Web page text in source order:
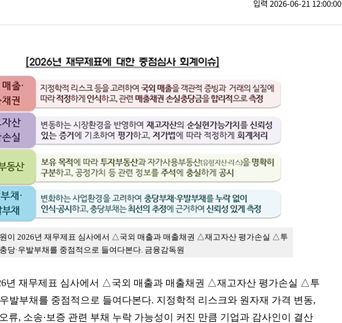
입력 2026-06-21 12:00:00
이 2026년 재무제표 심사에서 △국외 매출과 매출채권 △재고자산 평가손실 △투
당·우발부채를 중점적으로 들여다본다. 금융감독원
년 재무제표 심사에서 △국외 매출과 매출채권 △재고자산 평가손실 △투
발부채를 중점적으로 들여다본다. 지정학적 리스크와 원자재 가격 변동,
류, 소송·보증 관련 부채 누락 가능성이 커진 만큼 기업과 감사인이 결산